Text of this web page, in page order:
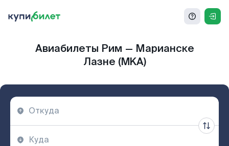
Авиабилеты Рим — Марианске
Лазне (MKA)